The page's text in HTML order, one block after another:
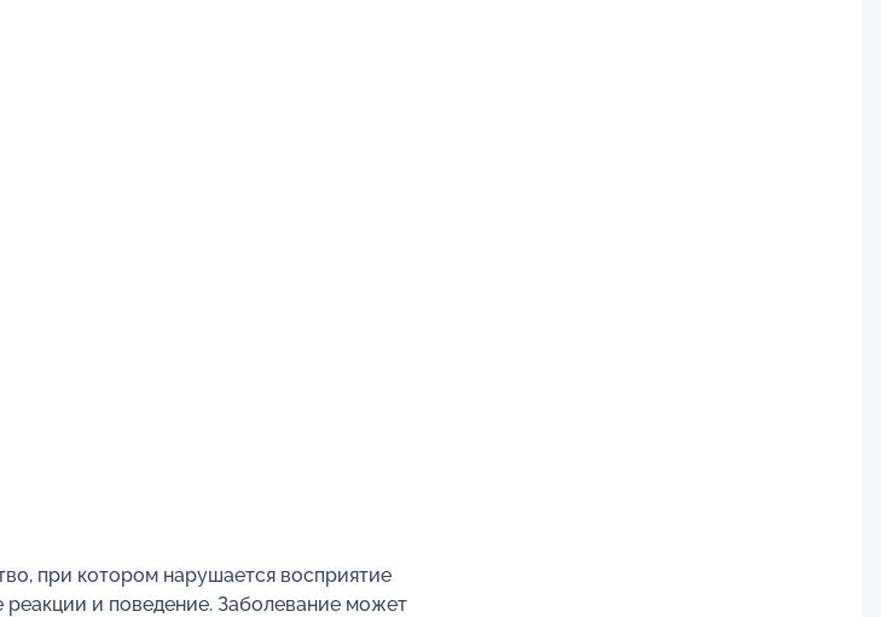
при котором нарушается восприятие
и поведение. Заболевание может